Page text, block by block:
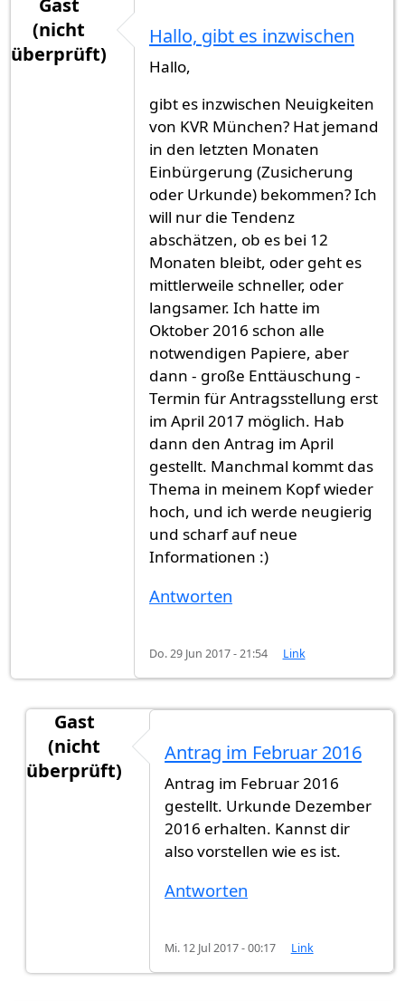
(nicht
überprüft)
Hallo, gibt es inzwischen
Hallo,
gibt es inzwischen Neuigkeiten
von KVR München? Hat jemand
in den letzten Monaten
Einbürgerung (Zusicherung
oder Urkunde) bekommen? Ich
will nur die Tendenz
abschätzen, ob es bei 12
Monaten bleibt, oder geht es
mittlerweile schneller, oder
langsamer. Ich hatte im
Oktober 2016 schon alle
notwendigen Papiere, aber
dann - große Enttäuschung -
Termin für Antragsstellung erst
im April 2017 möglich. Hab
dann den Antrag im April
gestellt. Manchmal kommt das
Thema in meinem Kopf wieder
hoch, und ich werde neugierig
und scharf auf neue
Informationen :)
Antworten
Do. 29 Jun 2017 - 21:54 Link
Gast
(nicht
überprüft)
Hallo, gibt es inzwischenvon
Antrag im Februar 2016
Antrag im Februar 2016
gestellt. Urkunde Dezember
2016 erhalten. Kannst dir
also vorstellen wie es ist.
Antworten
Mi. 12 Jul 2017 - 00:17 Link